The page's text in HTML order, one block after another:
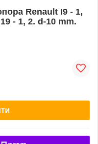
Renault I9 - 1,
- 1, 2. d-10 mm.